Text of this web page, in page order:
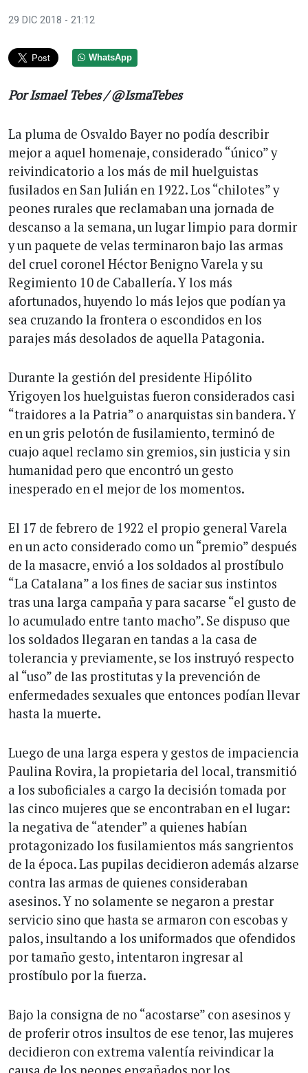
29 DIC 2018 - 21:12
WhatsApp
Por Ismael Tebes / @IsmaTebes
La pluma de Osvaldo Bayer no podía describir
mejor a aquel homenaje, considerado “único” y
reivindicatorio a los más de mil huelguistas
fusilados en San Julián en 1922. Los “chilotes” y
peones rurales que reclamaban una jornada de
descanso a la semana, un lugar limpio para dormir
y un paquete de velas terminaron bajo las armas
del cruel coronel Héctor Benigno Varela y su
Regimiento 10 de Caballería. Y los más
afortunados, huyendo lo más lejos que podían ya
sea cruzando la frontera o escondidos en los
parajes más desolados de aquella Patagonia.
Durante la gestión del presidente Hipólito
Yrigoyen los huelguistas fueron considerados casi
“traidores a la Patria” o anarquistas sin bandera. Y
en un gris pelotón de fusilamiento, terminó de
cuajo aquel reclamo sin gremios, sin justicia y sin
humanidad pero que encontró un gesto
inesperado en el mejor de los momentos.
El 17 de febrero de 1922 el propio general Varela
en un acto considerado como un “premio” después
de la masacre, envió a los soldados al prostíbulo
“La Catalana” a los fines de saciar sus instintos
tras una larga campaña y para sacarse “el gusto de
lo acumulado entre tanto macho”. Se dispuso que
los soldados llegaran en tandas a la casa de
tolerancia y previamente, se los instruyó respecto
al “uso” de las prostitutas y la prevención de
enfermedades sexuales que entonces podían llevar
hasta la muerte.
Luego de una larga espera y gestos de impaciencia
Paulina Rovira, la propietaria del local, transmitió
a los suboficiales a cargo la decisión tomada por
las cinco mujeres que se encontraban en el lugar:
la negativa de “atender” a quienes habían
protagonizado los fusilamientos más sangrientos
de la época. Las pupilas decidieron además alzarse
contra las armas de quienes consideraban
asesinos. Y no solamente se negaron a prestar
servicio sino que hasta se armaron con escobas y
palos, insultando a los uniformados que ofendidos
por tamaño gesto, intentaron ingresar al
prostíbulo por la fuerza.
Bajo la consigna de no “acostarse” con asesinos y
de proferir otros insultos de ese tenor, las mujeres
decidieron con extrema valentía reivindicar la